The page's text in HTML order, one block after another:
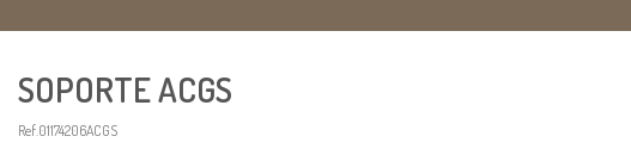
SOPORTE ACGS
Ref.01174206ACGS